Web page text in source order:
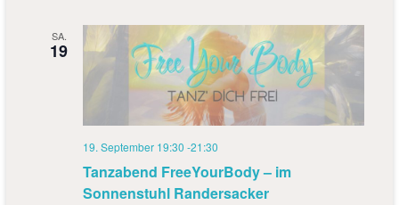
SA.
19
Tanzabend FreeYourBody – im
Sonnenstuhl Randersacker
19. September 19:30 -21:30